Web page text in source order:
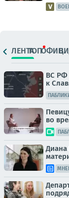
ЛЕНТАТОПОФИЦ.
ВС РФ
к
во
Диана